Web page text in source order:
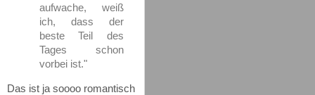
aufwache, weiß
ich, dass der
beste Teil des
Tages schon
vorbei ist."
Das ist ja soooo romantisch